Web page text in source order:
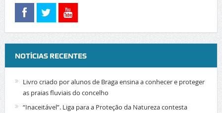
NOTÍCIAS RECENTES
Livro criado por alunos de Braga ensina a conhecer e proteger
as praias fluviais do concelho
“Inaceitável”. Liga para a Proteção da Natureza contesta